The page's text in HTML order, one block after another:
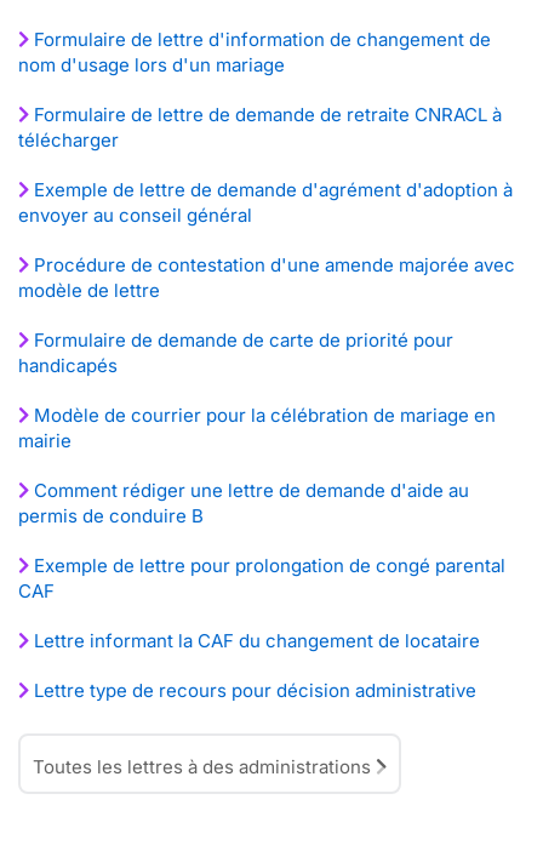
Formulaire de lettre d'information de changement de
nom d'usage lors d'un mariage
Formulaire de lettre de demande de retraite CNRACL à
télécharger
Exemple de lettre de demande d'agrément d'adoption à
envoyer au conseil général
Procédure de contestation d'une amende majorée avec
modèle de lettre
Formulaire de demande de carte de priorité pour
handicapés
Modèle de courrier pour la célébration de mariage en
mairie
Comment rédiger une lettre de demande d'aide au
permis de conduire B
Exemple de lettre pour prolongation de congé parental
CAF
Lettre informant la CAF du changement de locataire
Lettre type de recours pour décision administrative
Toutes les lettres à des administrations